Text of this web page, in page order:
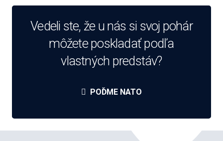
Vedeli ste, že u nás si svoj pohár
môžete poskladať podľa
vlastných predstáv?
POĎME NATO